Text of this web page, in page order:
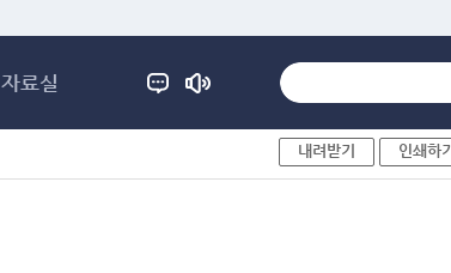
자료실
내려받기 인쇄하기